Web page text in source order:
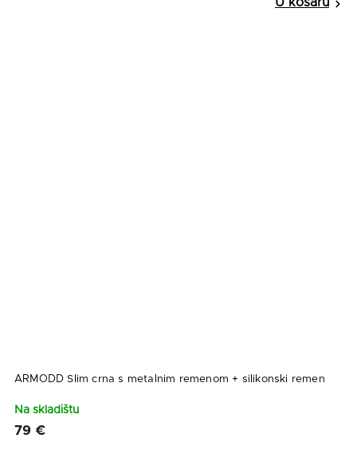
ARMODD Slim crna s metalnim remenom + silikonski remen
Na skladištu
79 €